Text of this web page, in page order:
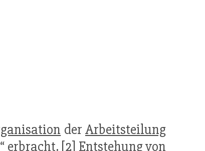
derArbeitsteilung
erbracht. [2] Entstehung von